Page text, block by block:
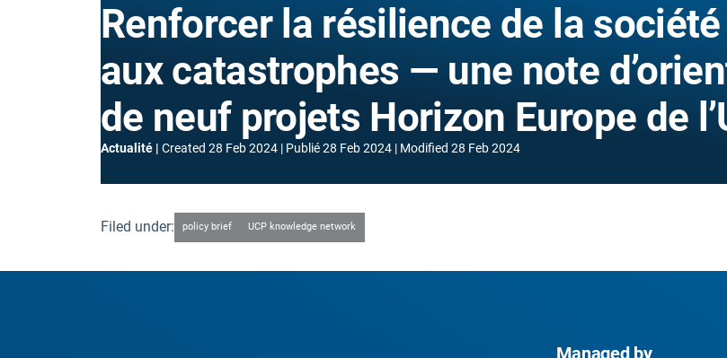
Renforcer la résilience de la
aux catastrophes — une note
de neuf projets Horizon Europe de
Actualité Created 28 Feb 2024 Publié28 Feb 2024 Modified 28 Feb 2024
Filed under: policy brief UCP knowledge network
Managed by